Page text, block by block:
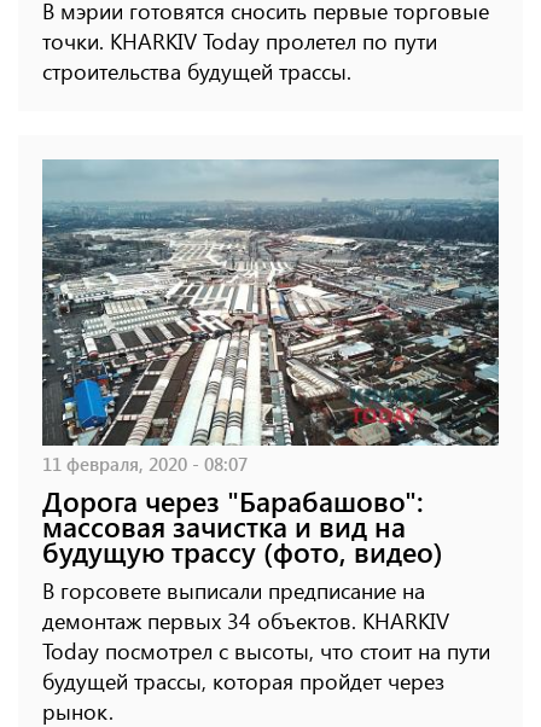
В мэрии готовятся сносить первые торговые
точки. KHARKIV Today пролетел по пути
строительства будущей трассы.
11 февраля, 2020 - 08:07
Дорога через "Барабашово":
массовая зачистка и вид на
будущую трассу (фото, видео)
В горсовете выписали предписание на
демонтаж первых 34 объектов. KHARKIV
Today посмотрел с высоты, что стоит на пути
будущей трассы, которая пройдет через
рынок.